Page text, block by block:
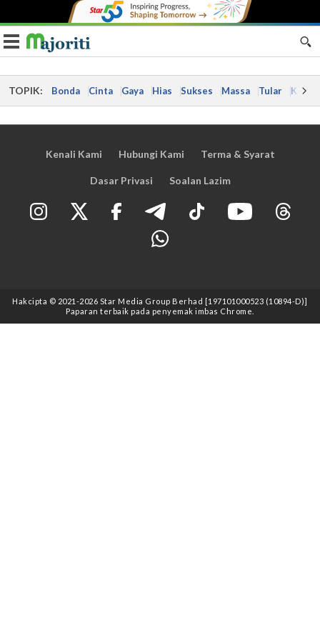
Toggle navigation
TOPIK: Bonda Cinta Gaya Hias Sukses Massa Tular Kes
Kenali Kami Hubungi Kami Terma & Syarat
Dasar Privasi Soalan Lazim
Hakcipta © 2021 -2026 Star Media Group Berhad [197101000523 (10894-D)]
Paparan terbaik pada penyemak imbas Chrome.